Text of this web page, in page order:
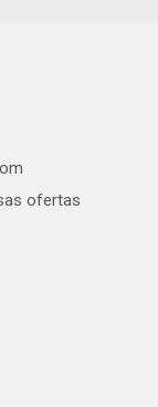
ofertas